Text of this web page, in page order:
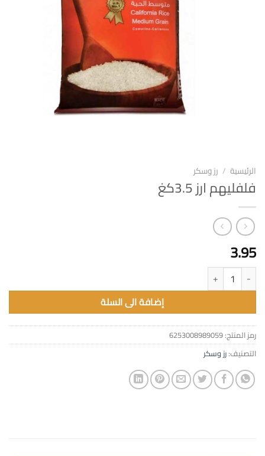
الرئيسية / رز وسكر
فلفليهم ارز 3.5كغ
3.95
كمية فلفليهم ارز 3.5كغ
إضافة الى السلة
رمز المنتج:6253008989059
التصنيف:رز وسكر